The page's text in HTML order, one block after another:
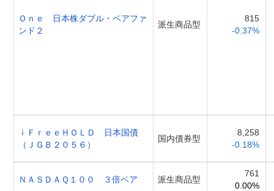
Ｏｎｅ 日本株ダブル・ベアファ
ンド２
派生商品型
815
-0.37%
ｉＦｒｅｅＨＯＬＤ 日本国債
（ＪＧＢ２０５６）
国内債券型
8,258
-0.18%
ＮＡＳＤＡＱ１００ ３倍ベア 派生商品型
761
0.00%